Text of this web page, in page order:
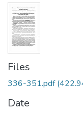
Files
336-351.pdf
Date